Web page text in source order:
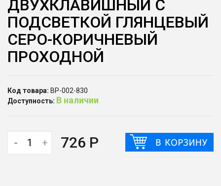
ДВУХКЛАВИШНЫЙ С
ПОДСВЕТКОЙ ГЛЯНЦЕВЫЙ
СЕРО-КОРИЧНЕВЫЙ
ПРОХОДНОЙ
Код товара: ВР-002-830
Доступность: В наличии
- + 726 Р